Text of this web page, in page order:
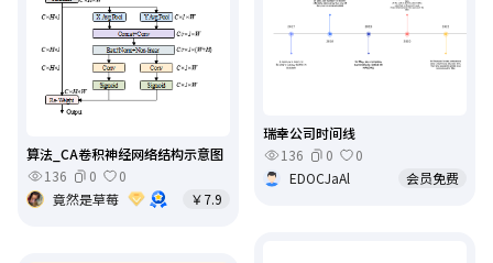
瑞幸公司时间线
136
0
0
EDOCJaAl
会员免费
算法_CA卷积神经网络结构示意图
136
0
0
竟然是草莓
￥7.9